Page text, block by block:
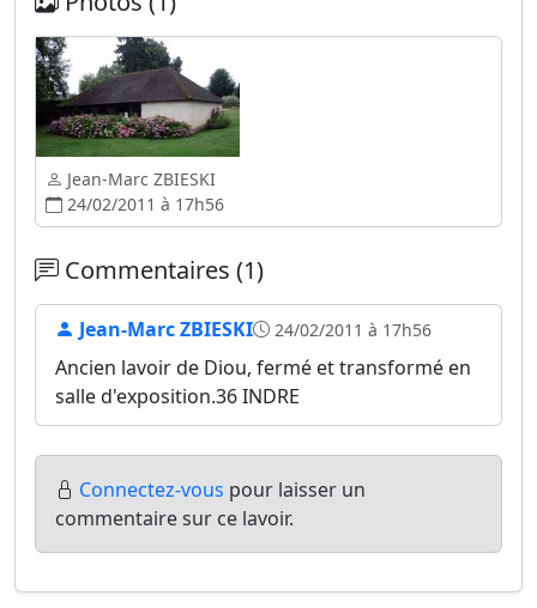
Jean-Marc ZBIESKI
24/02/2011 à 17h56
Commentaires (1)
Jean-Marc ZBIESKI 24/02/2011 à 17h56
Ancien lavoir de Diou, fermé et transformé en
salle d'exposition.36 INDRE
Connectez-vous pour laisser un
commentaire sur ce lavoir.